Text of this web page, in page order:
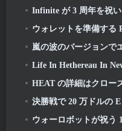
Infinite が 3 周年を祝
ウォレットを準備する
嵐の波のバージョンでエイメ
Life In Hethereau In Neverness To Everness
HEAT の詳細はクローズ
決勝戦で 20 万ドルの
ウォーロボットが祝う 12